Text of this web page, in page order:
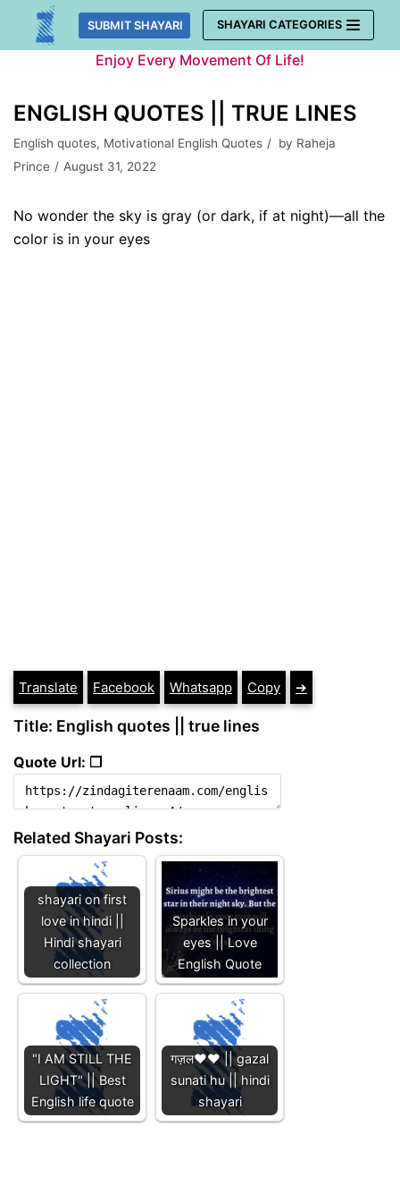
Skip
SUBMIT SHAYARI SHAYARI CATEGORIES
Enjoy Every Movement Of Life!
ENGLISH QUOTES || TRUE LINES
English quotes, Motivational English Quotes by Raheja
Prince
August 31, 2022
No wonder the sky is gray (or dark, if at night)—all the
color is in your eyes
Translate Facebook Whatsapp Copy ➔
Title: English quotes || true lines
Quote Url: ❐
Related Shayari Posts:
shayari on first
love in hindi ||
Hindi shayari
collection
Sparkles in your
eyes || Love
English Quote
"I AM STILL THE
LIGHT" || Best
English life quote
गज़ल❤️❤️ || gazal
sunati hu || hindi
shayari